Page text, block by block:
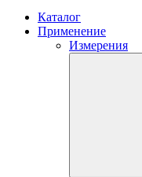
Каталог
Применение
Измерения